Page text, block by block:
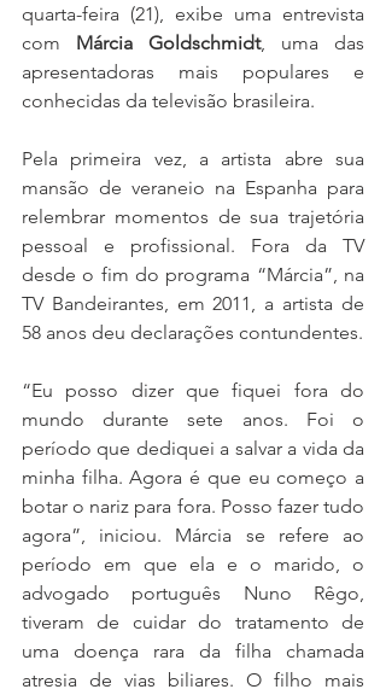
quarta-feira (21), exibe uma entrevista
com Márcia Goldschmidt, uma das
apresentadoras mais populares e
conhecidas da televisão brasileira.
Pela primeira vez, a artista abre sua
mansão de veraneio na Espanha para
relembrar momentos de sua trajetória
pessoal e profissional. Fora da TV
desde o fim do programa “Márcia”, na
TV Bandeirantes, em 2011, a artista de
58 anos deu declarações contundentes.
“Eu posso dizer que fiquei fora do
mundo durante sete anos. Foi o
período que dediquei a salvar a vida da
minha filha. Agora é que eu começo a
botar o nariz para fora. Posso fazer tudo
agora”, iniciou. Márcia se refere ao
período em que ela e o marido, o
advogado português Nuno Rêgo,
tiveram de cuidar do tratamento de
uma doença rara da filha chamada
atresia de vias biliares. O filho mais